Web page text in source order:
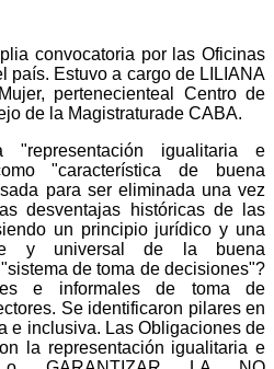
convocatoria por las Oficinas
país. Estuvo a cargo de LILIANA
pertenecienteal Centro de
de la Magistraturade CABA.
igualitaria e
"característica de buena
para ser eliminada una vez
desventajas históricas de las
un principio jurídico y una
y universal de la buena
de toma de decisiones"?
e informales de toma de
Se identificaron pilares en
e inclusiva. Las Obligaciones de
la representación igualitaria e